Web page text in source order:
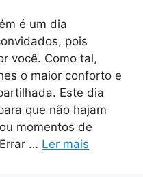
é um dia
pois
você. Como tal,
o maior conforto e
Este dia
que não hajam
momentos de
… Ler mais